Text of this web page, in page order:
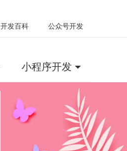
开发百科 公众号开发
小程序开发